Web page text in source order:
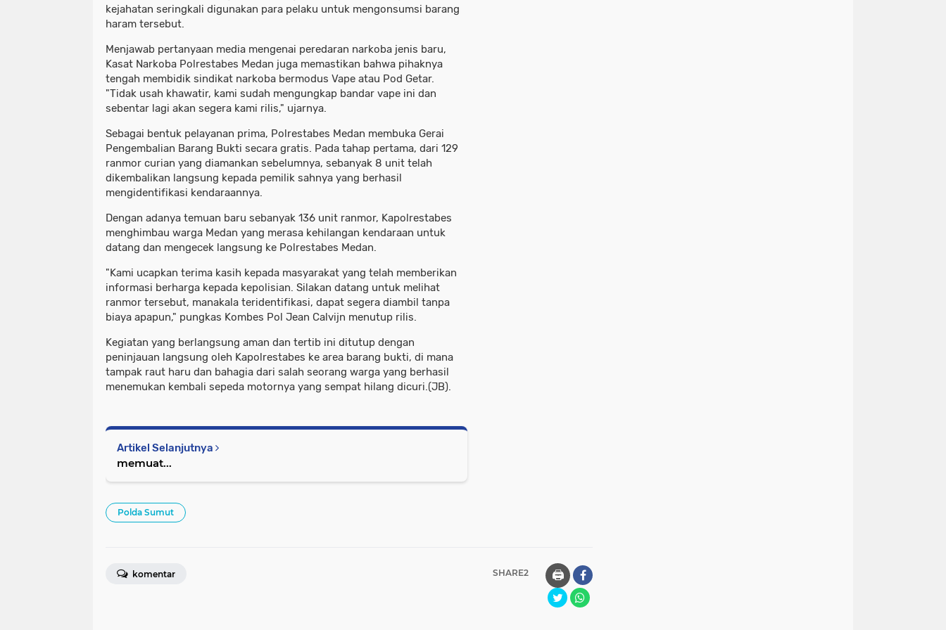
kejahatan seringkali digunakan para pelaku untuk mengonsumsi barang
haram tersebut.
​Menjawab pertanyaan media mengenai peredaran narkoba jenis baru,
Kasat Narkoba Polrestabes Medan juga memastikan bahwa pihaknya
tengah membidik sindikat narkoba bermodus Vape atau Pod Getar.
"Tidak usah khawatir, kami sudah mengungkap bandar vape ini dan
sebentar lagi akan segera kami rilis," ujarnya.
​Sebagai bentuk pelayanan prima, Polrestabes Medan membuka Gerai
Pengembalian Barang Bukti secara gratis. Pada tahap pertama, dari 129
ranmor curian yang diamankan sebelumnya, sebanyak 8 unit telah
dikembalikan langsung kepada pemilik sahnya yang berhasil
mengidentifikasi kendaraannya.
​Dengan adanya temuan baru sebanyak 136 unit ranmor, Kapolrestabes
menghimbau warga Medan yang merasa kehilangan kendaraan untuk
datang dan mengecek langsung ke Polrestabes Medan.
​"Kami ucapkan terima kasih kepada masyarakat yang telah memberikan
informasi berharga kepada kepolisian. Silakan datang untuk melihat
ranmor tersebut, manakala teridentifikasi, dapat segera diambil tanpa
biaya apapun," pungkas Kombes Pol Jean Calvijn menutup rilis.
​Kegiatan yang berlangsung aman dan tertib ini ditutup dengan
peninjauan langsung oleh Kapolrestabes ke area barang bukti, di mana
tampak raut haru dan bahagia dari salah seorang warga yang berhasil
menemukan kembali sepeda motornya yang sempat hilang dicuri.(JB).
Artikel Selanjutnya
memuat...
Polda Sumut
SHARE2 🖨️
komentar